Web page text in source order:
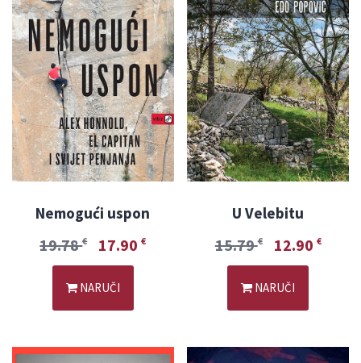
Nemogući uspon
19.78€ 17.90€
NARUČI
U Velebitu
15.79€ 12.90 €
NARUČI